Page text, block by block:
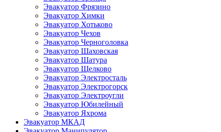
Эвакуатор Фрязино
Эвакуатор Химки
Эвакуатор Хотьково
Эвакуатор Чехов
Эвакуатор Черноголовка
Эвакуатор Шаховская
Эвакуатор Шатура
Эвакуатор Щелково
Эвакуатор Электросталь
Эвакуатор Электрогорск
Эвакуатор Электроугли
Эвакуатор Юбилейный
Эвакуатор Яхрома
Эвакуатор МКАД